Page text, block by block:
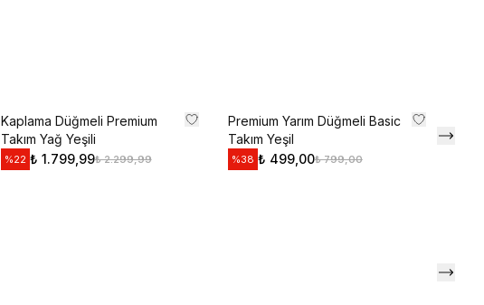
Kaplama Düğmeli Premium
Takım Yağ Yeşili
%22 ₺ 1.799,99₺ 2.299,99
Premium Yarım Düğmeli Basic
Takım Yeşil
%38 ₺ 499,00₺ 799,00